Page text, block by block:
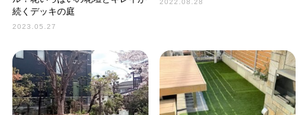
続くデッキの庭
2023.05.27
2022.08.28